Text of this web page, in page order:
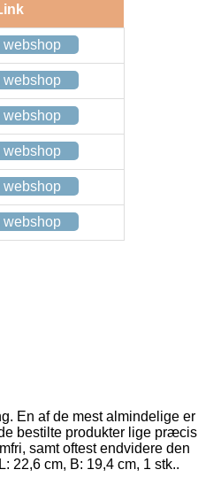
webshop
webshop
webshop
webshop
webshop
webshop
En af de mest almindelige er
bestilte produkter lige præcis
samt oftest endvidere den
22,6 cm, B: 19,4 cm, 1 stk..